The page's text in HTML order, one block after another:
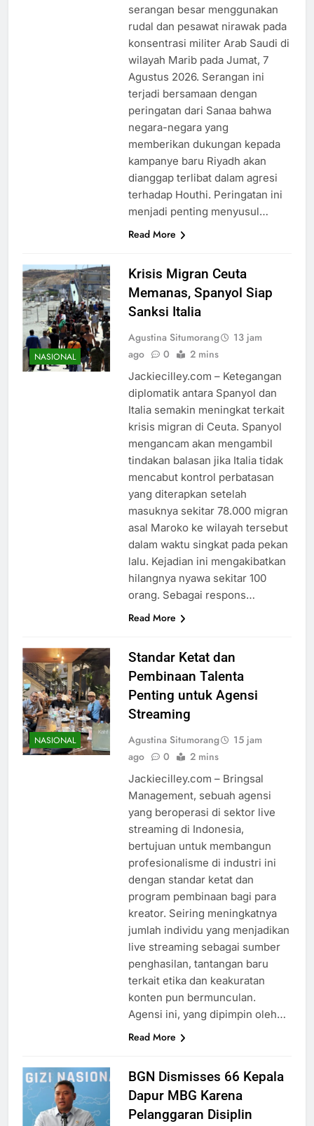
serangan besar menggunakan
rudal dan pesawat nirawak pada
konsentrasi militer Arab Saudi di
wilayah Marib pada Jumat, 7
Agustus 2026. Serangan ini
terjadi bersamaan dengan
peringatan dari Sanaa bahwa
negara-negara yang
memberikan dukungan kepada
kampanye baru Riyadh akan
dianggap terlibat dalam agresi
terhadap Houthi. Peringatan ini
menjadi penting menyusul…
Read More
NASIONAL
Krisis Migran Ceuta
Memanas, Spanyol Siap
Sanksi Italia
Agustina Situmorang
13 jam
ago
0 2 mins
Jackiecilley.com – Ketegangan
diplomatik antara Spanyol dan
Italia semakin meningkat terkait
krisis migran di Ceuta. Spanyol
mengancam akan mengambil
tindakan balasan jika Italia tidak
mencabut kontrol perbatasan
yang diterapkan setelah
masuknya sekitar 78.000 migran
asal Maroko ke wilayah tersebut
dalam waktu singkat pada pekan
lalu. Kejadian ini mengakibatkan
hilangnya nyawa sekitar 100
orang. Sebagai respons…
Read More
NASIONAL
Standar Ketat dan
Pembinaan Talenta
Penting untuk Agensi
Streaming
Agustina Situmorang
15 jam
ago
0 2 mins
Jackiecilley.com – Bringsal
Management, sebuah agensi
yang beroperasi di sektor live
streaming di Indonesia,
bertujuan untuk membangun
profesionalisme di industri ini
dengan standar ketat dan
program pembinaan bagi para
kreator. Seiring meningkatnya
jumlah individu yang menjadikan
live streaming sebagai sumber
penghasilan, tantangan baru
terkait etika dan keakuratan
konten pun bermunculan.
Agensi ini, yang dipimpin oleh…
Read More
BGN Dismisses 66 Kepala
Dapur MBG Karena
Pelanggaran Disiplin